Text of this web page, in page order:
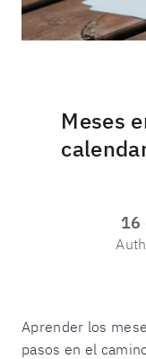
Meses
16
Aprender los
pasos en el